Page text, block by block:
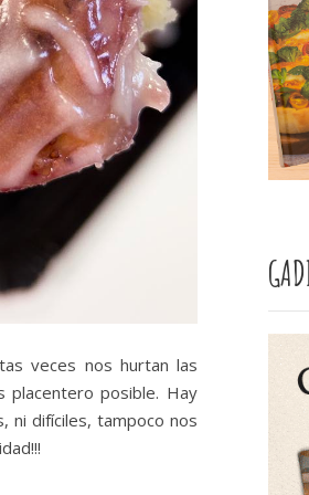
veces nos hurtan las
placentero posible. Hay
ni difíciles, tampoco nos